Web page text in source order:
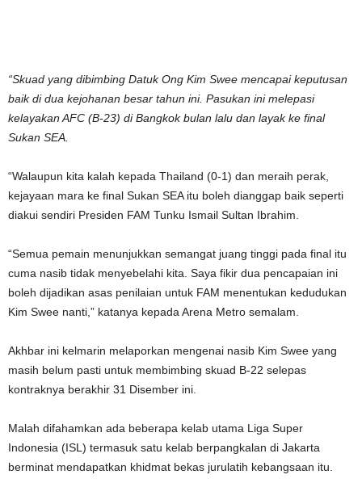
“Skuad yang dibimbing Datuk Ong Kim Swee mencapai keputusan
baik di dua kejohanan besar tahun ini. Pasukan ini melepasi
kelayakan AFC (B-23) di Bangkok bulan lalu dan layak ke final
Sukan SEA.
“Walaupun kita kalah kepada Thailand (0-1) dan meraih perak,
kejayaan mara ke final Sukan SEA itu boleh dianggap baik seperti
diakui sendiri Presiden FAM Tunku Ismail Sultan Ibrahim.
“Semua pemain menunjukkan semangat juang tinggi pada final itu
cuma nasib tidak menyebelahi kita. Saya fikir dua pencapaian ini
boleh dijadikan asas penilaian untuk FAM menentukan kedudukan
Kim Swee nanti,” katanya kepada Arena Metro semalam.
Akhbar ini kelmarin melaporkan mengenai nasib Kim Swee yang
masih belum pasti untuk membimbing skuad B-22 selepas
kontraknya berakhir 31 Disember ini.
Malah difahamkan ada beberapa kelab utama Liga Super
Indonesia (ISL) termasuk satu kelab berpangkalan di Jakarta
berminat mendapatkan khidmat bekas jurulatih kebangsaan itu.